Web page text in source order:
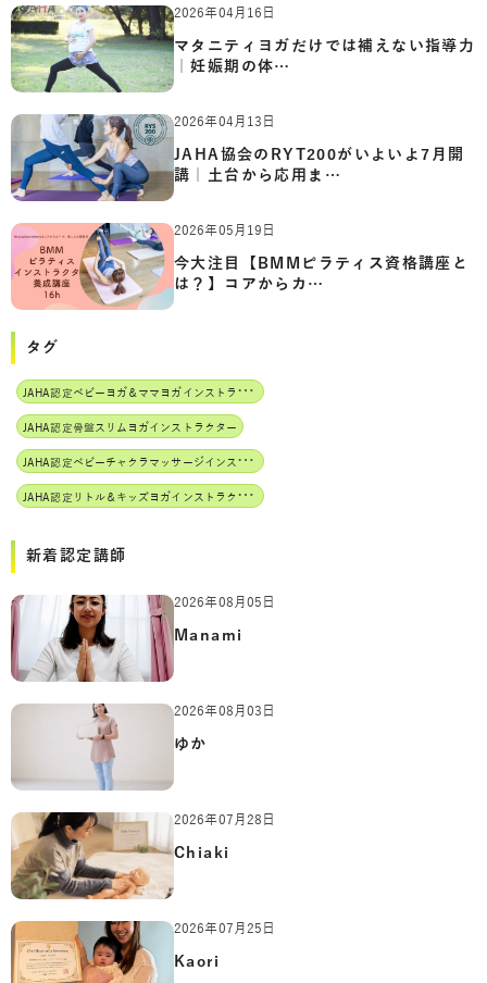
2026年04月16日
マタニティヨガだけでは補えない指導力
｜妊娠期の体…
2026年04月13日
JAHA協会のRYT200がいよいよ7月開
講｜土台から応用ま…
2026年05月19日
今大注目【BMMピラティス資格講座と
は？】コアからカ…
タグ
J
AHA認定ベビーヨガ＆ママヨガインストラクター
JAHA認定骨盤スリムヨガインストラクター
J
AHA認定ベビーチャクラマッサージインストラクター
J
AHA認定リトル＆キッズヨガインストラクター
新着認定講師
2026年08月05日
Manami
2026年08月03日
ゆか
2026年07月28日
Chiaki
2026年07月25日
Kaori